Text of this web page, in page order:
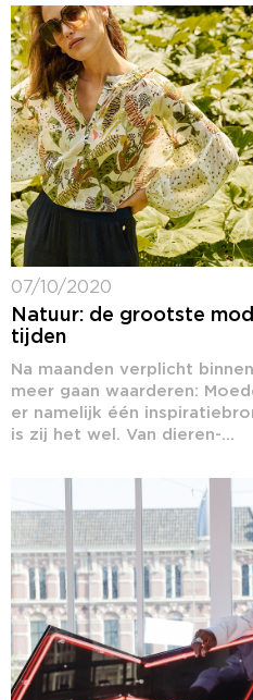
07/10/2020
Natuur: de grootste
tijden
Na maanden verplicht
meer gaan waarderen:
er namelijk één
is zij het wel. Van dieren-...